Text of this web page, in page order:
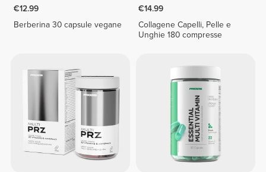
€12.99
Berberina 30 capsule vegane
€14.99
Collagene Capelli, Pelle e
Unghie 180 compresse